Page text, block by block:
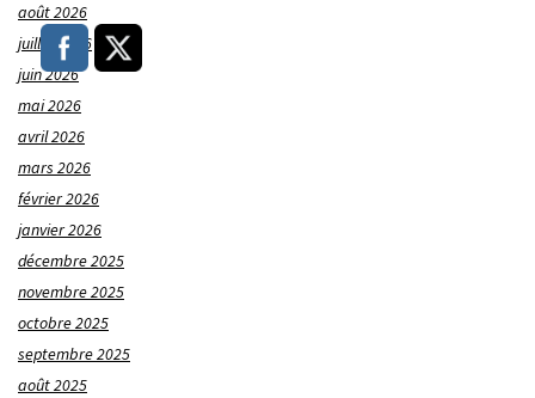
août 2026
juillet 2026
juin 2026
mai 2026
avril 2026
mars 2026
février 2026
janvier 2026
décembre 2025
novembre 2025
octobre 2025
septembre 2025
août 2025